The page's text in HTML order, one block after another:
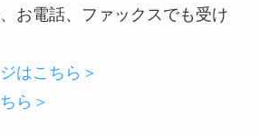
お電話、ファックスでも受け
はこちら＞
ら＞